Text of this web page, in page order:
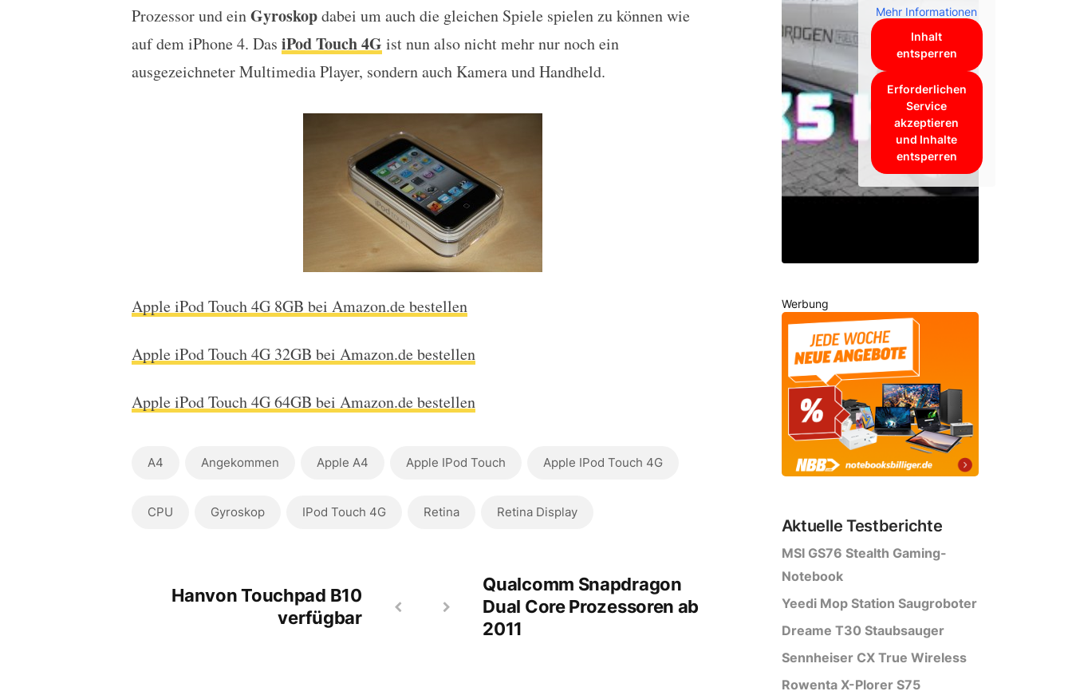
Prozessor und einGyroskopdabei um auch die gleichen Spiele spielen zu können wie
auf dem iPhone 4. Das iPod Touch 4G ist nun also nicht mehr nur noch ein
ausgezeichneter Multimedia Player, sondern auch Kamera und Handheld.
Apple iPod Touch 4G 8GB bei Amazon.de bestellen
Apple iPod Touch 4G 32GB bei Amazon.de bestellen
Apple iPod Touch 4G 64GB bei Amazon.de bestellen
A4 Angekommen Apple A4 Apple IPod Touch Apple IPod Touch 4G
CPU Gyroskop IPod Touch 4G Retina Retina Display
Hanvon Touchpad B10
verfügbar
Qualcomm Snapdragon
Dual Core Prozessoren ab
2011
Mehr Informationen
Inhalt
entsperren
Erforderlichen
Service
akzeptieren
und Inhalte
entsperren
Werbung
Aktuelle Testberichte
MSI GS76 Stealth Gaming-
Notebook
Yeedi Mop Station Saugroboter
Dreame T30 Staubsauger
Sennheiser CX True Wireless
Rowenta X-Plorer S75